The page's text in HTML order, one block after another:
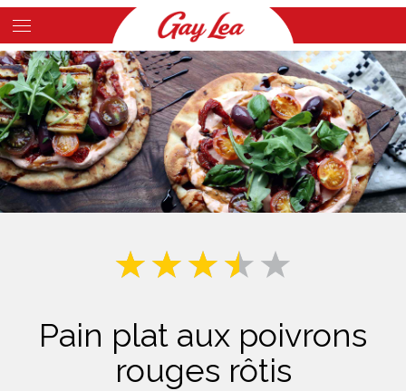
Skip
to
main
content
Main
Content
Pain plat aux poivrons
rouges rôtis